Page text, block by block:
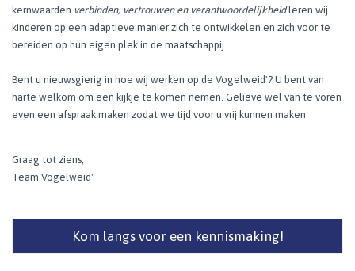
kernwaarden verbinden, vertrouwen en verantwoordelijkheidleren wij
kinderen op een adaptieve manier zich te ontwikkelen en zich voor te
bereiden op hun eigen plek in de maatschappij.
Bent u nieuwsgierig in hoe wij werken op de Vogelweid'? U bent van
harte welkom om een kijkje te komen nemen. Gelieve wel van te voren
even een afspraak maken zodat we tijd voor u vrij kunnen maken.
Graag tot ziens,
Team Vogelweid'
Kom langs voor een kennismaking!